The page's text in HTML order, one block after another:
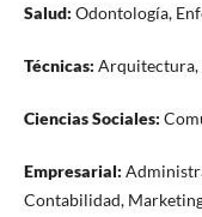
Salud: Odontología,
Técnicas: Arquitectura,
Ciencias Sociales:
Empresarial:
Contabilidad,